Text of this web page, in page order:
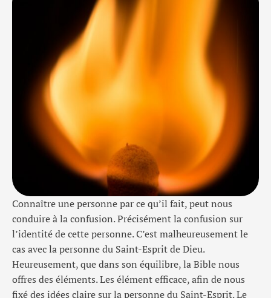
cas avec la personne du Saint-Esprit de Dieu.
Heureusement, que dans son équilibre, la Bible nous
offres des éléments. Les élément efficace, afin de nous
fixé des idées claire sur la …
Connaître une personne par ce qu’il fait, peut nous
conduire à la confusion. Précisément la confusion sur
l’identité de cette personne. C’est malheureusement le
cas avec la personne du Saint-Esprit de Dieu.
Heureusement, que dans son équilibre, la Bible nous
offres des éléments. Les élément efficace, afin de nous
fixé des idées claire sur la personne du Saint-Esprit. Le